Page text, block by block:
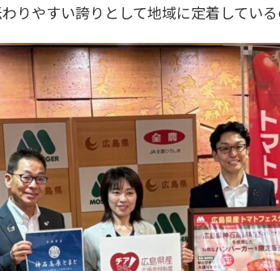
りやすい誇りとして地域に定着している